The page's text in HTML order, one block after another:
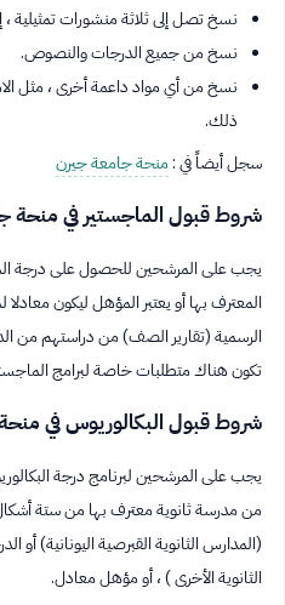
نسخ تصل إلى ثلاثة منشورات تمثيلية
نسخ من جميع الدرجات والنصوص.
نسخ من أي مواد داعمة أخرى ، مثل
ذلك.
سجل أيضاً في :منحة جامعة جيرن
شروط قبول الماجستير في منحة
يجب على المرشحين للحصول على درجة
المعترف بها أو يعتبر المؤهل ليكون
الرسمية (تقارير الصف) من دراستهم من
تكون هناك متطلبات خاصة لبرامج
شروط قبول البكالوريوس في
يجب على المرشحين لبرنامج درجة
الثانوية الأخرى ) ، أو مؤهل معادل.